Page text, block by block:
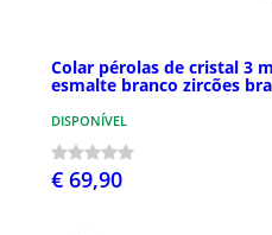
Colar pérolas de cristal 3
esmalte branco zircões
DISPONÍVEL
€ 69,90